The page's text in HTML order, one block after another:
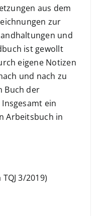
aus dem
zur
und
ist gewollt
eigene Notizen
und nach zu
Buch der
ein
Arbeitsbuch in
TQJ 3/2019)